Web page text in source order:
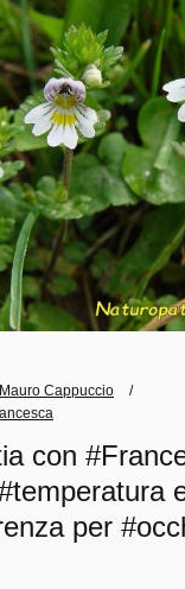
Mauro Cappuccio
con
per